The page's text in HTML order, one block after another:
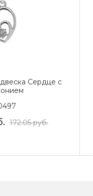
Сердце с
172.05руб.